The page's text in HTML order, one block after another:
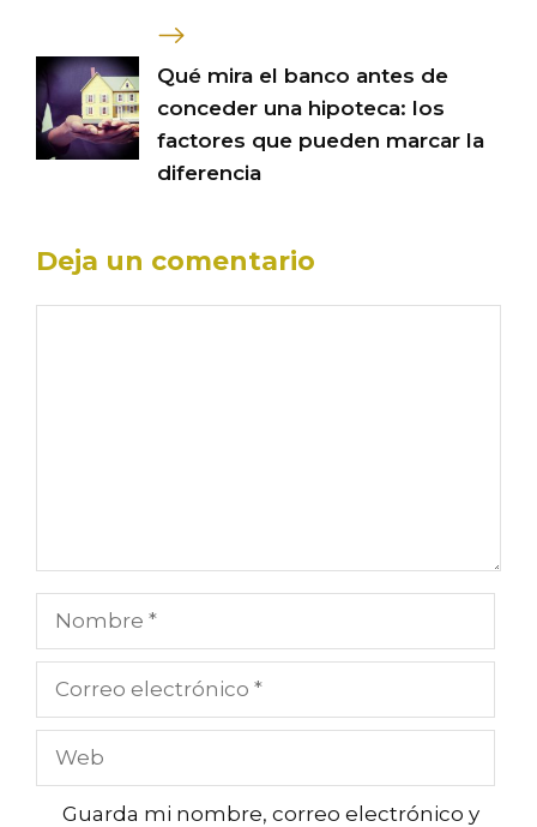
Qué mira el banco antes de
conceder una hipoteca: los
factores que pueden marcar la
diferencia
Deja un comentario
Nombre
Guarda mi nombre, correo electrónico y